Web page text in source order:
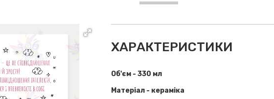
ХАРАКТЕРИСТИКИ
Об'єм - 330 мл
Матеріал - кераміка